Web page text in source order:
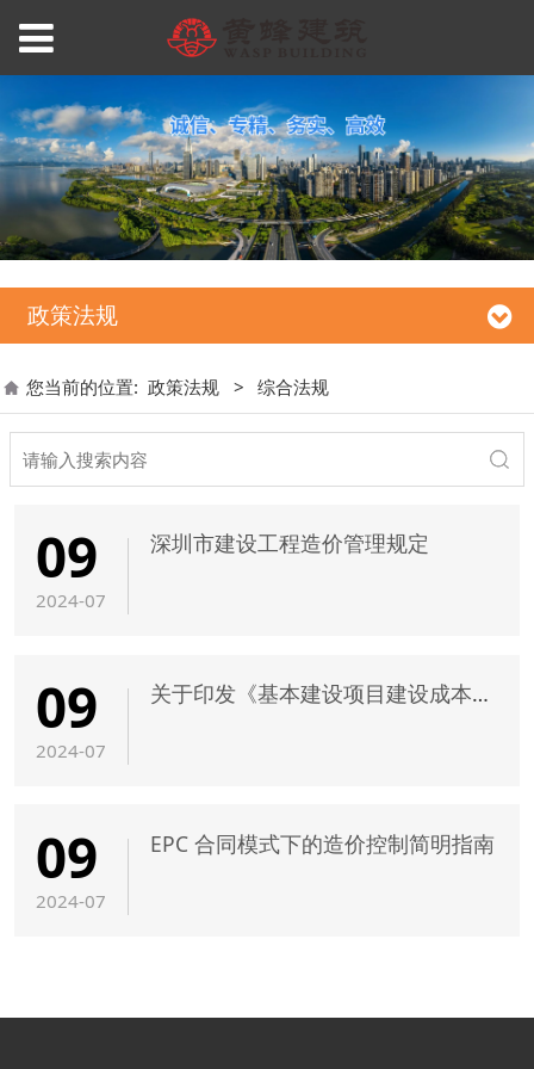
政策法规
您当前的位置: 政策法规 > 综合法规
09
2024-07
深圳市建设工程造价管理规定
09
2024-07
关于印发《基本建设项目建设成本管理规定》的通知
09
2024-07
EPC 合同模式下的造价控制简明指南